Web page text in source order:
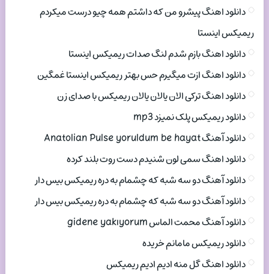
دانلود اهنگ پیشرو من که داشتم همه چیو درست میکردم
ریمیکس اینستا
دانلود اهنگ بازم شدم لنگ صدات ریمیکس اینستا
دانلود اهنگ ازت میگیرم حس بهتر ریمیکس اینستا غمگین
دانلود اهنگ ترکی الان یالان یالان ریمیکس با صدای زن
دانلود ریمیکس پلک نمیزد mp3
دانلود آهنگ Anatolian Pulse yoruldum be hayat
دانلود اهنگ سمی لون شنیدم دست روت بلند کرده
دانلود آهنگ دو سه شبه که چشمام به دره ریمیکس بیس دار
دانلود آهنگ دو سه شبه که چشمام به دره ریمیکس بیس دار
دانلود آهنگ محمت الماس gidene yakıyorum
دانلود ریمیکس مامانم خریده
دانلود اهنگ گل منه ادیم ادیم ریمیکس